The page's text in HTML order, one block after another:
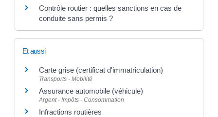
Contrôle routier : quelles sanctions en cas de
conduite sans permis ?
Et aussi
Carte grise (certificat d'immatriculation)
Transports - Mobilité
Assurance automobile (véhicule)
Argent - Impôts - Consommation
Infractions routières